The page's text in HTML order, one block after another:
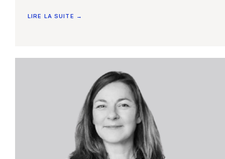
LIRE LA SUITE →